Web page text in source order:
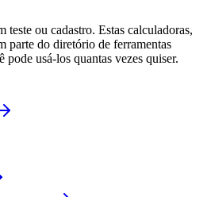
teste ou cadastro. Estas calculadoras,
parte do diretório de ferramentas
usá-los quantas vezes quiser.